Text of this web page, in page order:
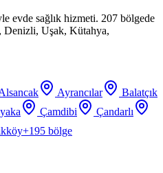
evde sağlık hizmeti. 207 bölgede
Uşak, Kütahya,
Ayrancılar
Balatçık
Çamdibi
Çandarlı
+195 bölge